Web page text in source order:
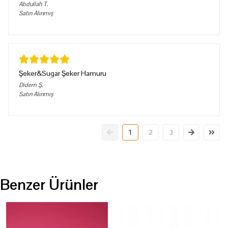
Abdullah T.
Satın Alınmış
Şeker&Sugar Şeker Hamuru
Didem Ş.
Satın Alınmış
1 2 3
Benzer Ürünler